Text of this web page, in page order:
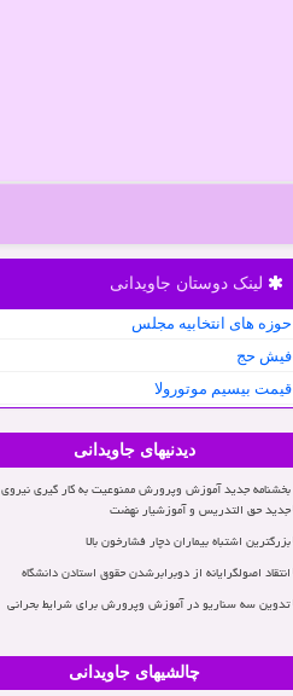
لینک دوستان جاویدانی
حوزه های انتخابیه مجلس
فیش حج
قیمت بیسیم موتورولا
دیدنیهای جاویدانی
بخشنامه جدید آموزش وپرورش ممنوعیت به کار گیری نیروی
جدید حق التدریس و آموزشیار نهضت
بزرگترین اشتباه بیماران دچار فشارخون بالا
انتقاد اصولگرایانه از دوبرابرشدن حقوق استادن دانشگاه
تدوین سه سناریو در آموزش وپرورش برای شرایط بحرانی
چالشیهای جاویدانی